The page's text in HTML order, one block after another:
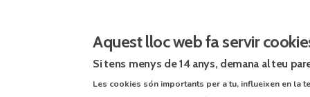
Aquest lloc web fa servir
Si tens menys de 14 anys, demana al teu
Les cookies són importants per a tu, influeixen en la